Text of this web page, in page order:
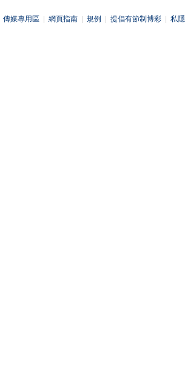
傳媒專用區 網頁指南 規例 提倡有節制博彩 私